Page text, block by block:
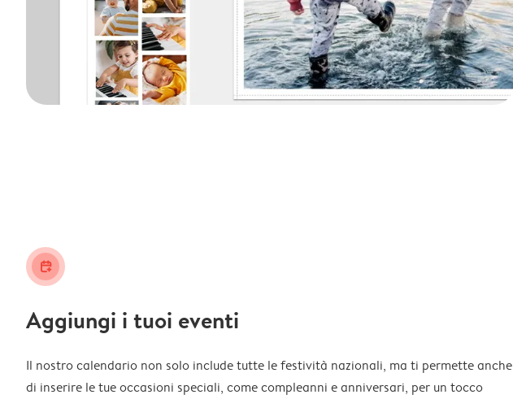
calendar_plus
Aggiungi i tuoi eventi
Il nostro calendario non solo include tutte le festività nazionali, ma ti permette anche
di inserire le tue occasioni speciali, come compleanni e anniversari, per un tocco